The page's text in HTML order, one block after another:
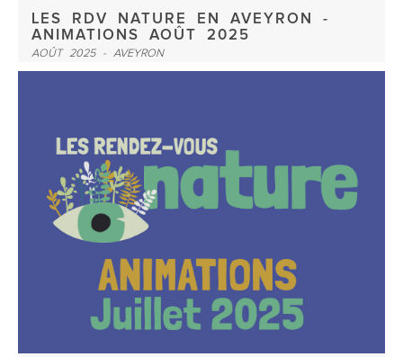
LES RDV NATURE EN AVEYRON -
ANIMATIONS AOÛT 2025
AOÛT 2025 - AVEYRON